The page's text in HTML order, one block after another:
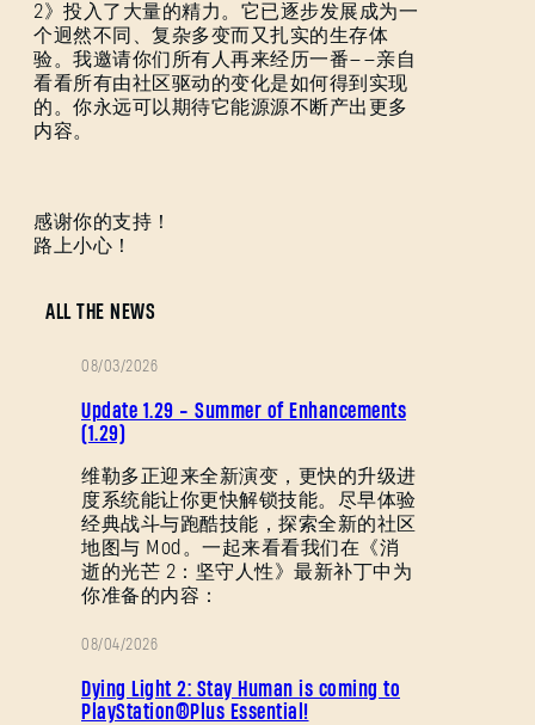
2》投入了大量的精力。它已逐步发展成为一
个迥然不同、复杂多变而又扎实的生存体
验。我邀请你们所有人再来经历一番——亲自
看看所有由社区驱动的变化是如何得到实现
的。你永远可以期待它能源源不断产出更多
内容。
感谢你的支持！
路上小心！
ALL THE NEWS
08/03/2026
Update 1.29 - Summer of Enhancements
(1.29)
维勒多正迎来全新演变，更快的升级进
度系统能让你更快解锁技能。尽早体验
经典战斗与跑酷技能，探索全新的社区
地图与 Mod。一起来看看我们在《消
逝的光芒 2：坚守人性》最新补丁中为
你准备的内容：
08/04/2026
Dying Light 2: Stay Human is coming to
PlayStation®Plus Essential!